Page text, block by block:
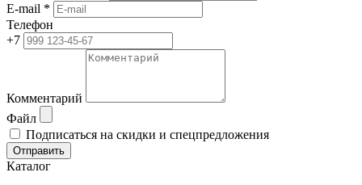
E-mail *
Телефон
+7
Комментарий
Файл
Подписаться на скидки и спецпредложения
Отправить
Каталог